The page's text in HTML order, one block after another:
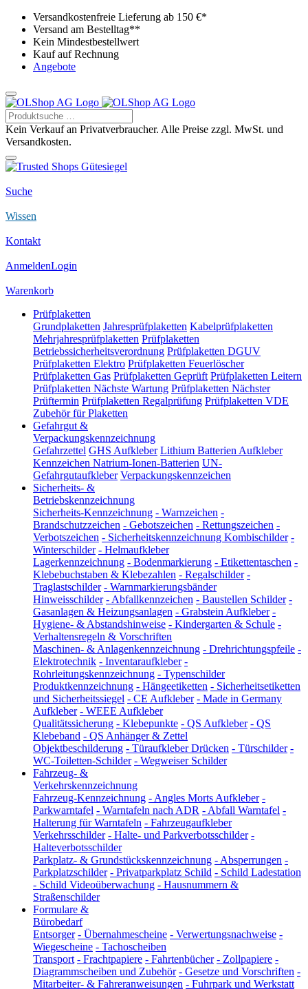
Versandkostenfreie Lieferung ab 150 €*
Versand am Bestelltag**
Kein Mindestbestellwert
Kauf auf Rechnung
Angebote
Kein Verkauf an Privatverbraucher. Alle Preise zzgl. MwSt. und
Versandkosten.
Suche
Wissen
Kontakt
AnmeldenLogin
Warenkorb
Prüfplaketten
Grundplaketten Jahresprüfplaketten Kabelprüfplaketten
Mehrjahresprüfplaketten Prüfplaketten
Betriebssicherheitsverordnung Prüfplaketten DGUV
Prüfplaketten Elektro Prüfplaketten Feuerlöscher
Prüfplaketten Gas Prüfplaketten Geprüft Prüfplaketten Leitern
Prüfplaketten Nächste Wartung Prüfplaketten Nächster
Prüftermin Prüfplaketten Regalprüfung Prüfplaketten VDE
Zubehör für Plaketten
Gefahrgut &
Verpackungskennzeichnung
Gefahrzettel GHS Aufkleber Lithium Batterien Aufkleber
Kennzeichen Natrium-Ionen-Batterien UN-
Gefahrgutaufkleber Verpackungskennzeichen
Sicherheits- &
Betriebskennzeichnung
Sicherheits-Kennzeichnung - Warnzeichen -
Brandschutzzeichen - Gebotszeichen - Rettungszeichen -
Verbotszeichen - Sicherheitskennzeichnung Kombischilder -
Winterschilder - Helmaufkleber
Lagerkennzeichnung - Bodenmarkierung - Etikettentaschen -
Klebebuchstaben & Klebezahlen - Regalschilder -
Traglastschilder - Warnmarkierungsbänder
Hinweisschilder - Abfallkennzeichen - Baustellen Schilder -
Gasanlagen & Heizungsanlagen - Grabstein Aufkleber -
Hygiene- & Abstandshinweise - Kindergarten & Schule -
Verhaltensregeln & Vorschriften
Maschinen- & Anlagenkennzeichnung - Drehrichtungspfeile -
Elektrotechnik - Inventaraufkleber -
Rohrleitungskennzeichnung - Typenschilder
Produktkennzeichnung - Hängeetiketten - Sicherheitsetiketten
und Sicherheitssiegel - CE Aufkleber - Made in Germany
Aufkleber - WEEE Aufkleber
Qualitätssicherung - Klebepunkte - QS Aufkleber - QS
Klebeband - QS Anhänger & Zettel
Objektbeschilderung - Türaufkleber Drücken - Türschilder -
WC-Toiletten-Schilder - Wegweiser Schilder
Fahrzeug- &
Verkehrskennzeichnung
Fahrzeug-Kennzeichnung - Angles Morts Aufkleber -
Parkwarntafel - Warntafeln nach ADR - Abfall Warntafel -
Halterung für Warntafeln - Fahrzeugaufkleber
Verkehrsschilder - Halte- und Parkverbotsschilder -
Halteverbotsschilder
Parkplatz- & Grundstückskennzeichnung - Absperrungen -
Parkplatzschilder - Privatparkplatz Schild - Schild Ladestation
- Schild Videoüberwachung - Hausnummern &
Straßenschilder
Formulare &
Bürobedarf
Entsorger - Übernahmescheine - Verwertungsnachweise -
Wiegescheine - Tachoscheiben
Transport - Frachtpapiere - Fahrtenbücher - Zollpapiere -
Diagrammscheiben und Zubehör - Gesetze und Vorschriften -
Mitarbeiter- & Fahreranweisungen - Fuhrpark und Werkstatt